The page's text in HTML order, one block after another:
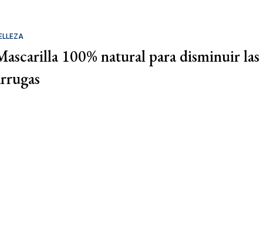
100% natural para disminuir las